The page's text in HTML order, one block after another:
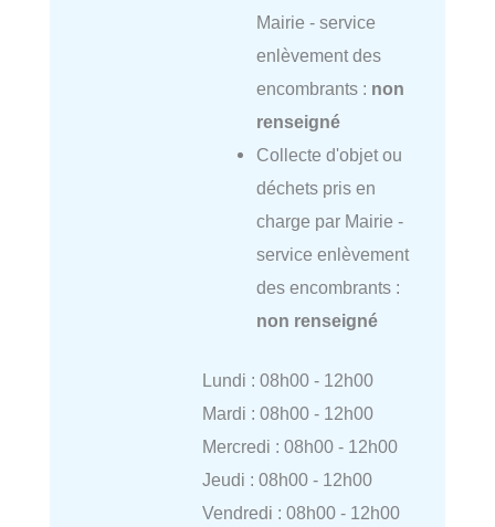
Mairie - service
enlèvement des
encombrants : non
renseigné
Collecte d'objet ou
déchets pris en
charge par Mairie -
service enlèvement
des encombrants :
non renseigné
Lundi : 08h00 - 12h00
Mardi : 08h00 - 12h00
Mercredi : 08h00 - 12h00
Jeudi : 08h00 - 12h00
Vendredi : 08h00 - 12h00